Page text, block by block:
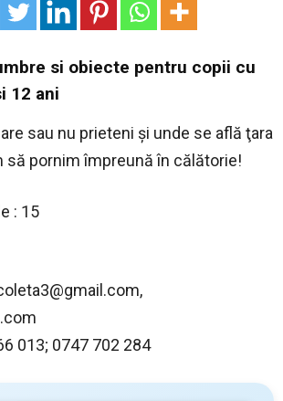
si obiecte pentru copii cu
12 ani
sau nu prieteni şi unde se află ţara
să pornim împreună în călătorie!
: 15
,
013; 0747 702 284